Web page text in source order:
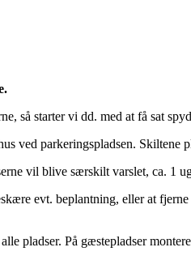
så starter vi dd. med at få sat
ved parkeringspladsen. Skiltene
vil blive særskilt varslet, ca. 1
evt. beplantning, eller at
pladser. På gæstepladser